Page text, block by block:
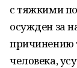
с тяжкими
осужден за
причинению
человека,